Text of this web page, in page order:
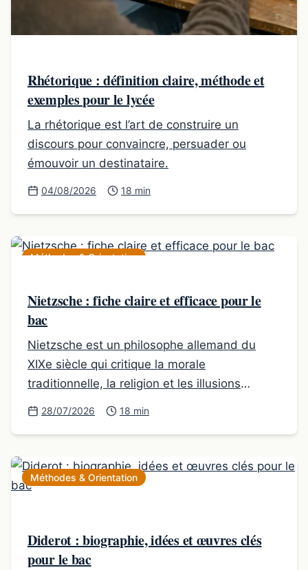
Rhétorique : définition claire, méthode et
exemples pour le lycée
La rhétorique est l’art de construire un
discours pour convaincre, persuader ou
émouvoir un destinataire.
04/08/2026 18 min
Méthodes & Orientation
Nietzsche : fiche claire et efficace pour le
bac
Nietzsche est un philosophe allemand du
XIXe siècle qui critique la morale
traditionnelle, la religion et les illusions
métaphysiques.
28/07/2026 18 min
Méthodes & Orientation
Diderot : biographie, idées et œuvres clés
pour le bac